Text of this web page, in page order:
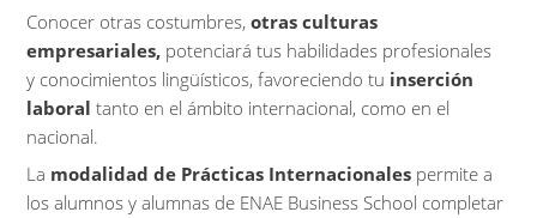
Conocer otras costumbres,otras culturas
empresariales, potenciará tus habilidades profesionales
y conocimientos lingüísticos, favoreciendo tu inserción
laboral tanto en el ámbito internacional, como en el
nacional.
La modalidad de Prácticas Internacionales permite a
los alumnos y alumnas de ENAE Business School completar